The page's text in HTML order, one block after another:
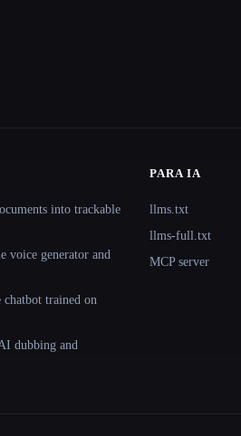
into trackable
voice generator and
trained on
dubbing and
PARA IA
llms.txt
llms-full.txt
MCP server